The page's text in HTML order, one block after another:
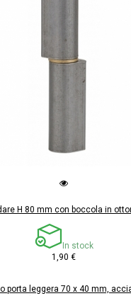
H 80 mm con boccola in
In stock
1,90 €